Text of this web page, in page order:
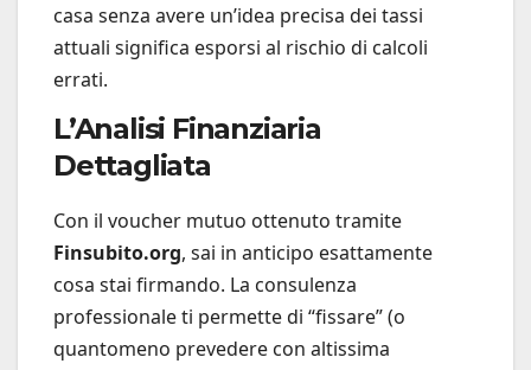
casa senza avere un’idea precisa dei tassi
attuali significa esporsi al rischio di calcoli
errati.
L’Analisi Finanziaria
Dettagliata
Con il voucher mutuo ottenuto tramite
Finsubito.org, sai in anticipo esattamente
cosa stai firmando. La consulenza
professionale ti permette di “fissare” (o
quantomeno prevedere con altissima